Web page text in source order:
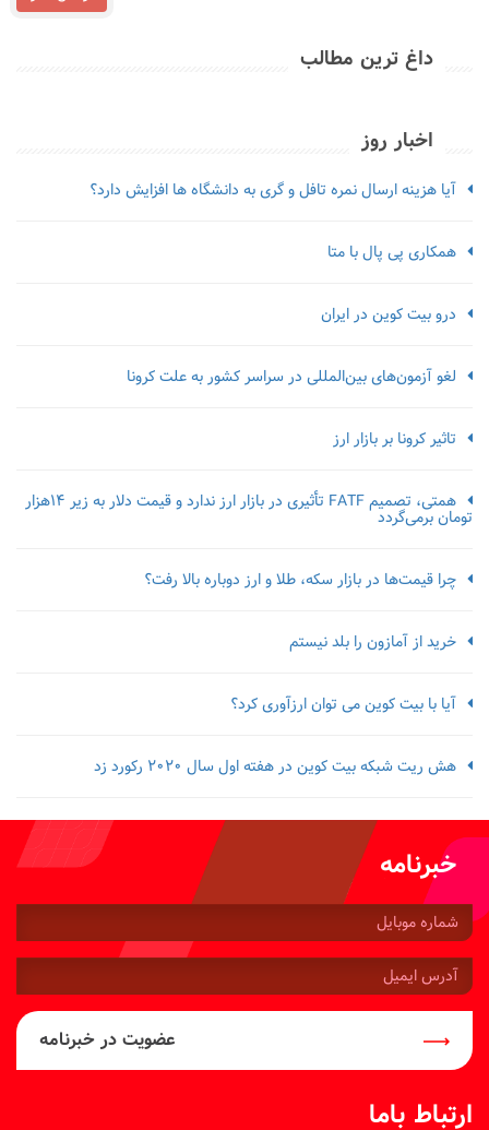
داغ ترین مطالب
اخبار روز
آیا هزینه ارسال نمره تافل و گری به دانشگاه ها افزایش دارد؟
همکاری پی پال با متا
درو بیت کوین در ایران
لغو آزمون‌‌های بین‌المللی در سراسر کشور به علت کرونا
تاثیر کرونا بر بازار ارز
همتی، تصمیم FATF تأثیری در بازار ارز ندارد و قیمت دلار به زیر ۱۴هزار
تومان برمی‌گردد
چرا قیمت‌ها در بازار سکه، طلا و ارز دوباره بالا رفت؟
خرید از آمازون را بلد نیستم
آیا با بیت کوین می توان ارزآوری کرد؟
هش ریت شبکه بیت کوین در هفته اول سال 2020 رکورد زد
خبرنامه
شماره
موبایل:
آدرس
ایمیل:
عضویت در خبرنامه
ارتباط باما